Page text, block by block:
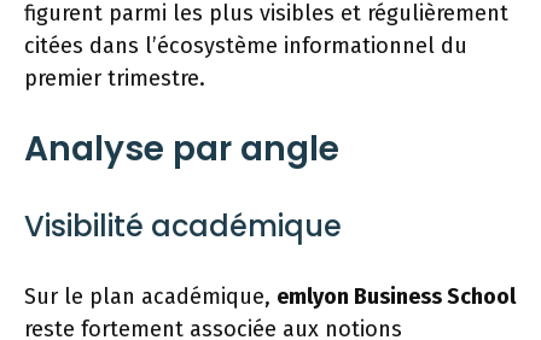
figurent parmi les plus visibles et régulièrement
citées dans l’écosystème informationnel du
premier trimestre.
Analyse par angle
Visibilité académique
Sur le plan académique, emlyon Business School
reste fortement associée aux notions